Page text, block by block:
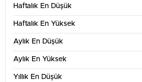
Haz '26
22
24
Haftalık En Düşük
Haftalık En Yüksek
Aylık En Düşük
Aylık En Yüksek
Yıllık En Düşük